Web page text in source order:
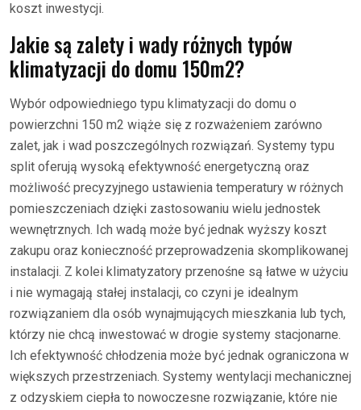
koszt inwestycji.
Jakie są zalety i wady różnych typów
klimatyzacji do domu 150m2?
Wybór odpowiedniego typu klimatyzacji do domu o
powierzchni 150 m2 wiąże się z rozważeniem zarówno
zalet, jak i wad poszczególnych rozwiązań. Systemy typu
split oferują wysoką efektywność energetyczną oraz
możliwość precyzyjnego ustawienia temperatury w różnych
pomieszczeniach dzięki zastosowaniu wielu jednostek
wewnętrznych. Ich wadą może być jednak wyższy koszt
zakupu oraz konieczność przeprowadzenia skomplikowanej
instalacji. Z kolei klimatyzatory przenośne są łatwe w użyciu
i nie wymagają stałej instalacji, co czyni je idealnym
rozwiązaniem dla osób wynajmujących mieszkania lub tych,
którzy nie chcą inwestować w drogie systemy stacjonarne.
Ich efektywność chłodzenia może być jednak ograniczona w
większych przestrzeniach. Systemy wentylacji mechanicznej
z odzyskiem ciepła to nowoczesne rozwiązanie, które nie